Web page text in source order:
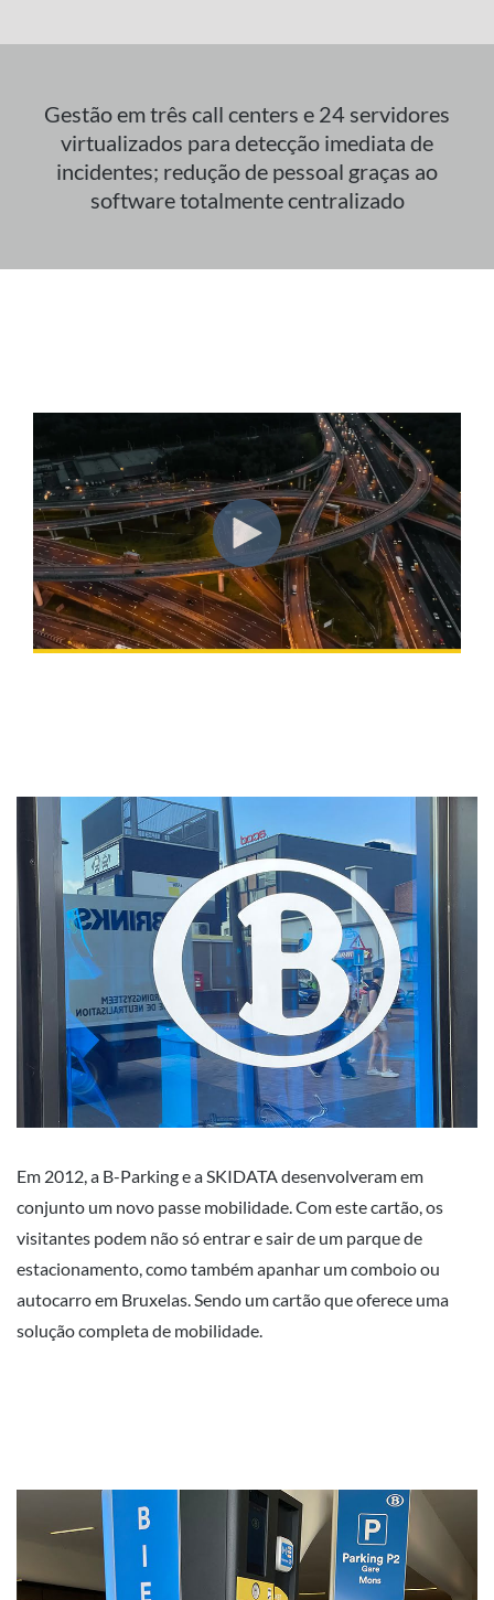
Gestão em três call centers e 24 servidores
virtualizados para detecção imediata de
incidentes; redução de pessoal graças ao
software totalmente centralizado
Em 2012, a B-Parking e a SKIDATA desenvolveram em
conjunto um novo passe mobilidade. Com este cartão, os
visitantes podem não só entrar e sair de um parque de
estacionamento, como também apanhar um comboio ou
autocarro em Bruxelas. Sendo um cartão que oferece uma
solução completa de mobilidade.